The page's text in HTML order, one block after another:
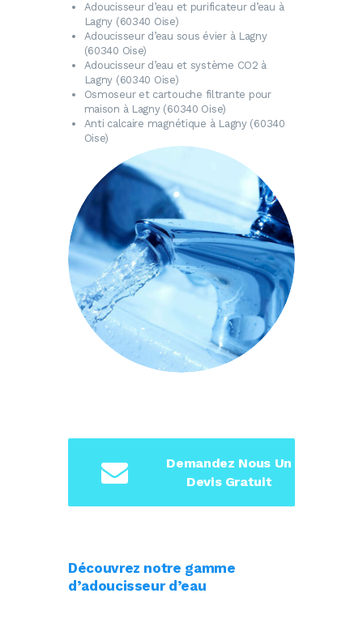
Adoucisseur d’eau et purificateur d’eau à
Lagny (60340 Oise)
Adoucisseur d’eau sous évier à Lagny
(60340 Oise)
Adoucisseur d’eau et système CO2 à
Lagny (60340 Oise)
Osmoseuret cartouche filtrante pour
maison à Lagny (60340 Oise)
Anti calcaire magnétique à Lagny (60340
Oise)
Demandez Nous Un
Devis Gratuit
Découvrez notre gamme
d’adoucisseur d’eau